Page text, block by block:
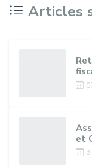
Articles
et